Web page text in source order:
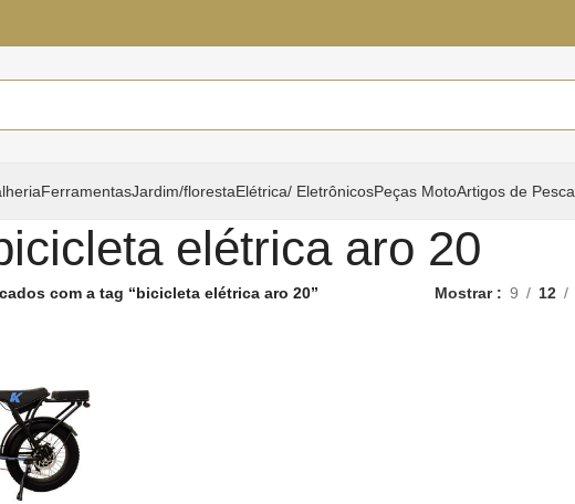
FerramentasJardim/florestaElétrica/ EletrônicosPeças MotoArtigos de Pesca
elétrica aro 20
com a tag “bicicleta elétrica aro 20” Mostrar 9 12